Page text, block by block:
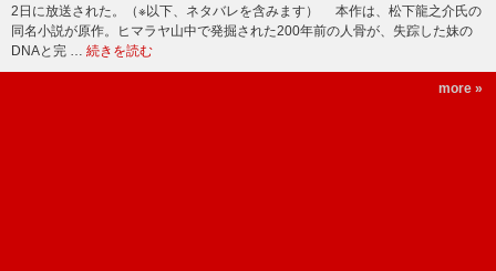
2日に放送された。（※以下、ネタバレを含みます） 本作は、松下龍之介氏の
同名小説が原作。ヒマラヤ山中で発掘された200年前の人骨が、失踪した妹の
DNAと完 … 続きを読む
more »